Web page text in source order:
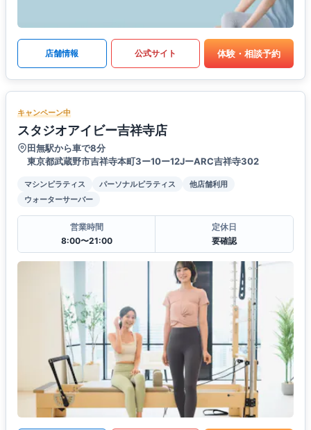
店舗情報 公式サイト 体験・相談予約
キャンペーン中
スタジオアイビー吉祥寺店
田無駅から車で8分
東京都武蔵野市吉祥寺本町3ー10ー12JーARC吉祥寺302
マシンピラティス パーソナルピラティス
他店舗利用
ウォーターサーバー
営業時間
8:00〜21:00
定休日
要確認